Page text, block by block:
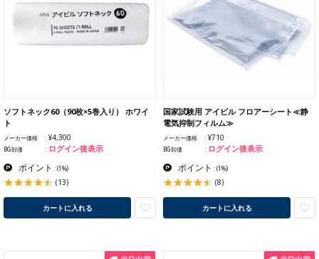
ソフトネック60（90枚×5巻入り） ホワイ
ト
メーカー価格 ¥4,300
BG卸価 ログイン後表示
ポイント :(1%)
(13)
カートに入れる
国家試験用 アイビル フロアーシート≪静
電気抑制フィルム≫
メーカー価格 ¥710
BG卸価 ログイン後表示
ポイント :(1%)
(8)
カートに入れる